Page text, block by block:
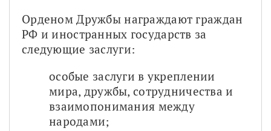
Орденом Дружбы награждают граждан
РФ и иностранных государств за
следующие заслуги:
особые заслуги в укреплении
мира, дружбы, сотрудничества и
взаимопонимания между
народами;